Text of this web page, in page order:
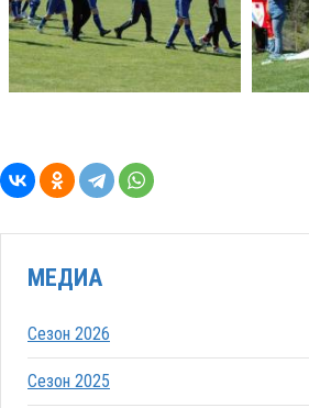
МЕДИА
Сезон 2026
Сезон 2025